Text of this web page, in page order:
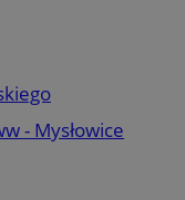
- Mysłowice